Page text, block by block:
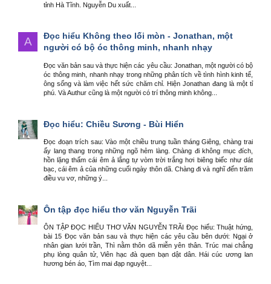
tỉnh Hà Tĩnh. Nguyễn Du xuất...
A
Đọc hiểu Không theo lối mòn - Jonathan, một
người có bộ óc thông minh, nhanh nhạy
Đọc văn bản sau và thực hiện các yêu cầu: Jonathan, một người có bộ
óc thông minh, nhanh nhạy trong những phân tích về tình hình kinh tế,
ông sống và làm việc hết sức chăm chỉ. Hiện Jonathan đang là một tỉ
phú. Và Authur cũng là một người có trí thông minh không...
Đọc hiểu: Chiều Sương - Bùi Hiển
Đọc đoạn trích sau: Vào một chiều trung tuần tháng Giêng, chàng trai
ấy lang thang trong những ngõ hẻm làng. Chàng đi không mục đích,
hồn lặng thấm cái êm ả lắng tự vòm trời trắng hơi biêng biếc như dát
bạc, cái êm ả của những cuối ngày thôn dã. Chàng đi và nghĩ đến trăm
điều vu vơ, những ý...
Ôn tập đọc hiểu thơ văn Nguyễn Trãi
ÔN TẬP ĐỌC HIỂU THƠ VĂN NGUYỄN TRÃI Đọc hiểu: Thuật hứng,
bài 15 Đọc văn bản sau và thực hiện các yêu cầu bên dưới: Ngại ở
nhân gian lưới trần, Thì nằm thôn dã miễn yên thân. Trúc mai chẳng
phụ lòng quân tử, Viên hạc đà quen bạn dật dân. Hái cúc ương lan
hương bén áo, Tìm mai đạp nguyệt...